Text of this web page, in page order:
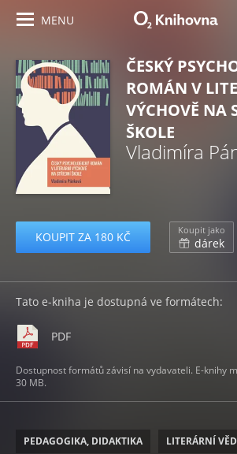
MENU
ČESKÝ
ROMÁN V
VÝCHOVĚ NA
ŠKOLE
Vladimíra
KOUPIT ZA 180 KČ Koupit jako
dárek
Tato e-kniha je dostupná ve formátech:
PDF
Dostupnost formátů závisí na vydavateli. E-knihy
30 MB.
PEDAGOGIKA, DIDAKTIKA LITERÁRNÍ